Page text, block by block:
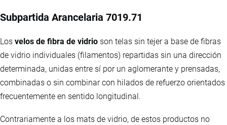
Subpartida Arancelaria 7019.71
Los velos de fibra de vidrio son telas sin tejer a base de fibras
de vidrio individuales (filamentos) repartidas sin una dirección
determinada, unidas entre sí por un aglomerante y prensadas,
combinadas o sin combinar con hilados de refuerzo orientados
frecuentemente en sentido longitudinal.
Contrariamente a los mats de vidrio, de estos productos no